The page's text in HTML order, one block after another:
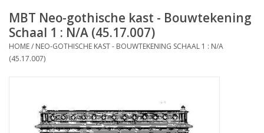
Houtbouw
Scenery
Documentatie
MBT Neo-gothische kast - Bouwtekening
Schaal 1 : N/A (45.17.007)
HOME/ NEO-GOTHISCHE KAST - BOUWTEKENING SCHAAL 1 : N/A
(45.17.007)